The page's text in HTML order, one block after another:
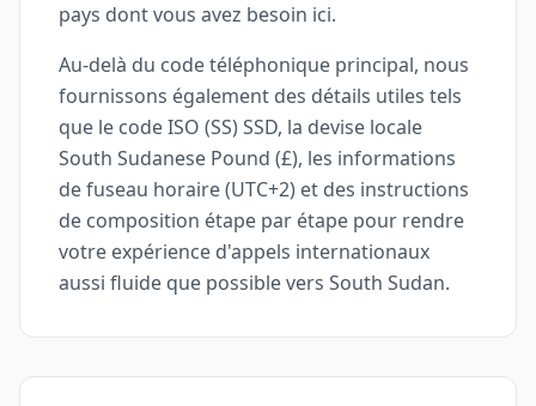
pays dont vous avez besoin ici.
Au-delà du code téléphonique principal, nous
fournissons également des détails utiles tels
que le code ISO (SS) SSD, la devise locale
South Sudanese Pound (£), les informations
de fuseau horaire (UTC+2) et des instructions
de composition étape par étape pour rendre
votre expérience d'appels internationaux
aussi fluide que possible vers South Sudan.